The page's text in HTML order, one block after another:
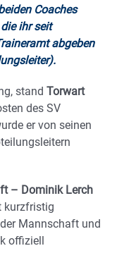
Coaches
ihr seit
abgeben
stand Torwart
des SV
er von seinen
– Dominik Lerch
kurzfristig
Mannschaft und
offiziell